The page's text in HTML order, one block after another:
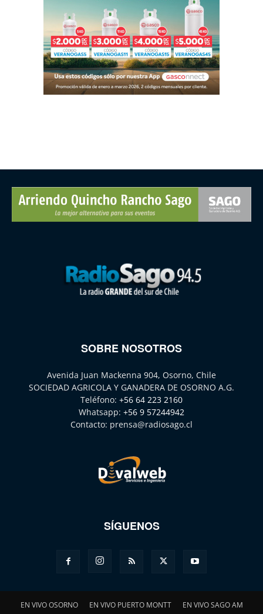
SOBRE NOSOTROS
Avenida Juan Mackenna 904, Osorno, Chile
SOCIEDAD AGRICOLA Y GANADERA DE OSORNO A.G.
Teléfono: +56 64 223 2160
Whatsapp: +56 9 57244942
Contacto: prensa@radiosago.cl
SÍGUENOS
EN VIVO OSORNO EN VIVO PUERTO MONTT EN VIVO SAGO AM